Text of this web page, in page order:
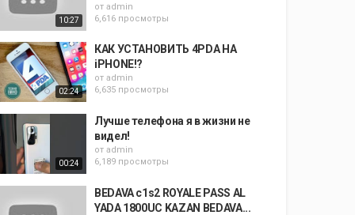
10:27
от admin
6,616 просмотры
02:24
КАК УСТАНОВИТЬ 4PDA НА
iPHONE!?
от admin
6,635 просмотры
00:24
Лучше телефона я в жизни не
видел!
от admin
6,189 просмотры
BEDAVA c1s2 ROYALE PASS AL
YADA 1800UC KAZAN BEDAVA...